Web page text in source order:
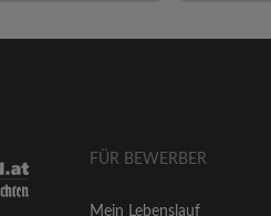
FÜR BEWERBER
Mein Lebenslauf